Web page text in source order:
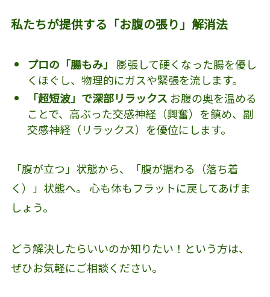
私たちが提供する「お腹の張り」解消法
プロの「腸もみ」
膨張して硬くなった腸を優し
くほぐし、物理的にガスや緊張を流します。
「超短波」で深部リラックス お腹の奥を温める
ことで、高ぶった交感神経（興奮）を鎮め、副
交感神経（リラックス）を優位にします。
「腹が立つ」状態から、「腹が据わる（落ち着
く）」状態へ。 心も体もフラットに戻してあげま
しょう。
どう解決したらいいのか知りたい！という方は、
ぜひお気軽にご相談ください。